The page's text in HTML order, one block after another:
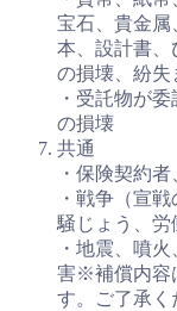
宝石、貴金属
本、設計書、
の損壊、紛失
・受託物が
の損壊
共通
・保険契約
・戦争（宣
騒じょう、労
・地震、噴
害※補償内容
す。ご了承く